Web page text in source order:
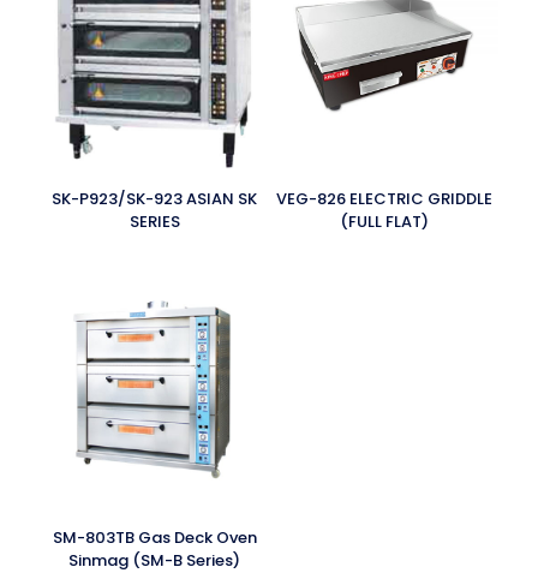
SK-P923/SK-923 ASIAN SK
SERIES
VEG-826 ELECTRIC GRIDDLE
(FULL FLAT)
SM-803TB Gas Deck Oven
Sinmag (SM-B Series)